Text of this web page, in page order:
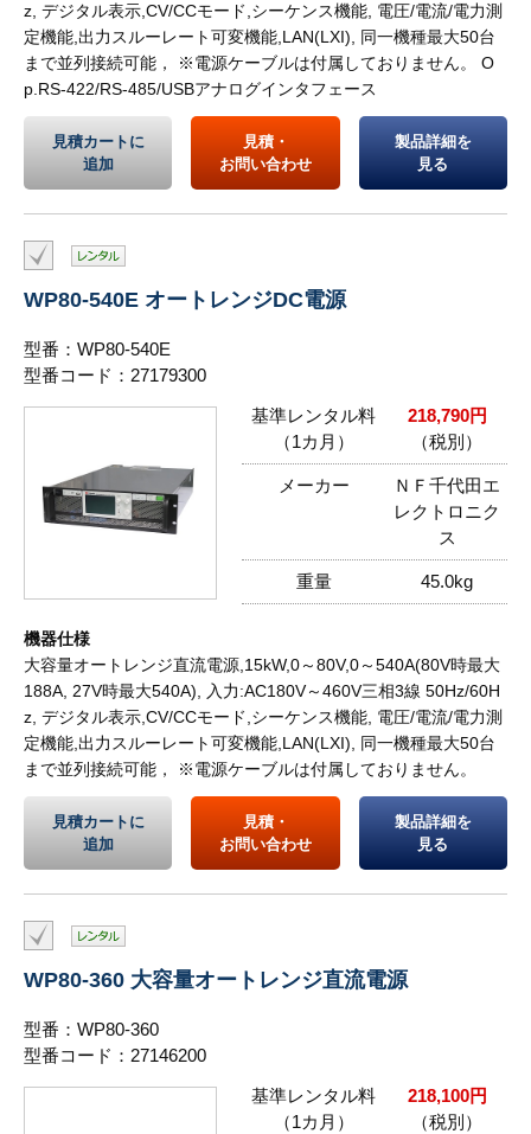
z, デジタル表示,CV/CCモード,シーケンス機能, 電圧/電流/電力測
定機能,出力スルーレート可変機能,LAN(LXI), 同一機種最大50台
まで並列接続可能， ※電源ケーブルは付属しておりません。 O
p.RS-422/RS-485/USBアナログインタフェース
見積カートに
追加
見積・
お問い合わせ
製品詳細を
見る
WP80-540E オートレンジDC電源
型番：WP80-540E
型番コード：27179300
基準レンタル料
（1カ月）
218,790円
（税別）
メーカー
ＮＦ千代田エ
レクトロニク
ス
重量 45.0kg
機器仕様
大容量オートレンジ直流電源,15kW,0～80V,0～540A(80V時最大
188A, 27V時最大540A), 入力:AC180V～460V三相3線 50Hz/60H
z, デジタル表示,CV/CCモード,シーケンス機能, 電圧/電流/電力測
定機能,出力スルーレート可変機能,LAN(LXI), 同一機種最大50台
まで並列接続可能， ※電源ケーブルは付属しておりません。
見積カートに
追加
見積・
お問い合わせ
製品詳細を
見る
WP80-360 大容量オートレンジ直流電源
型番：WP80-360
型番コード：27146200
基準レンタル料
（1カ月）
218,100円
（税別）